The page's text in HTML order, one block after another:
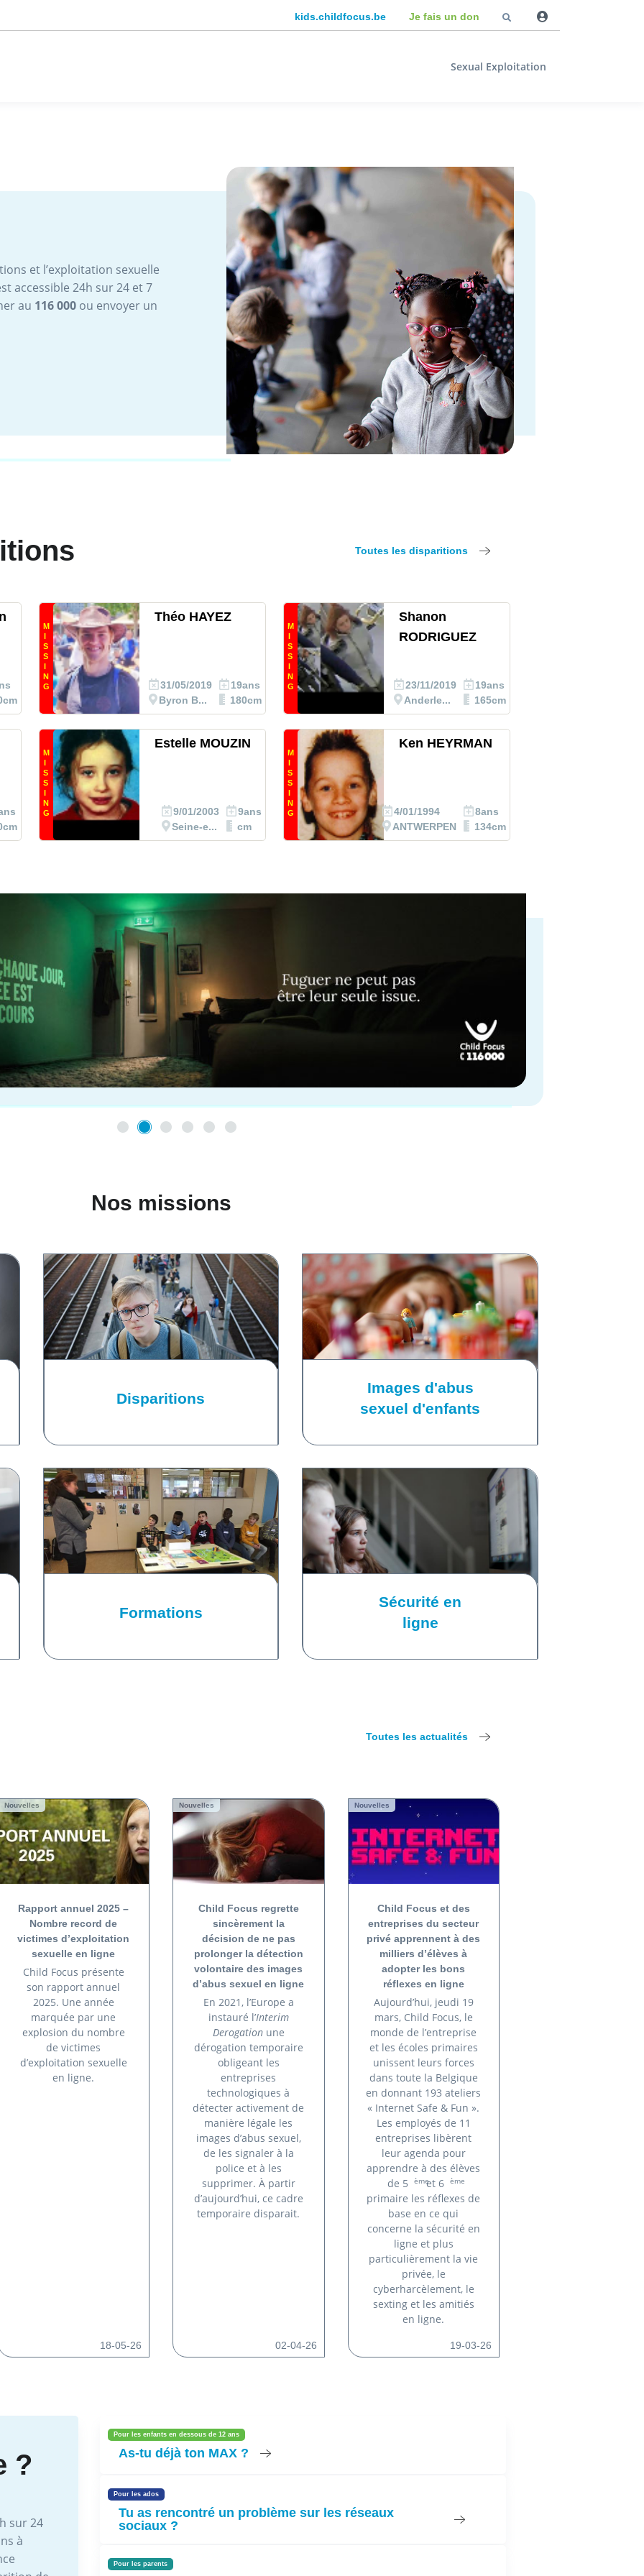
kids.childfocus.be Je fais un don
Sexual Exploitation
et l’exploitation sexuelle
accessible 24h sur 24 et 7
au 116 000 ou envoyer un
Toutes les disparitions
M
I
S
S
I
N
G
Théo HAYEZ
31/05/2019
Byron B...
19ans
180cm
M
I
S
S
I
N
G
Shanon
RODRIGUEZ
23/11/2019
Anderle...
19ans
165cm
M
I
S
S
I
N
G
Estelle MOUZIN
9/01/2003
Seine-e...
9ans
cm
M
I
S
S
I
N
G
Ken HEYRMAN
4/01/1994
ANTWERPEN
8ans
134cm
Nos missions
Disparitions
Images d'abus
sexuel d'enfants
Formations
Sécurité en
ligne
Toutes les actualités
Nouvelles
Rapport annuel 2025 –
Nombre record de
victimes d’exploitation
sexuelle en ligne
Child Focus présente
son rapport annuel
2025. Une année
marquée par une
explosion du nombre
de victimes
d’exploitation sexuelle
en ligne.
18-05-26
Nouvelles
Child Focus regrette
sincèrement la
décision de ne pas
prolonger la détection
volontaire des images
d’abus sexuel en ligne
En 2021, l’Europe a
instauré l’Interim
Derogationune
dérogation temporaire
obligeant les
entreprises
technologiques à
détecter activement de
manière légale les
images d’abus sexuel,
de les signaler à la
police et à les
supprimer. À partir
d’aujourd’hui, ce cadre
temporaire disparait.
02-04-26
Nouvelles
Child Focus et des
entreprises du secteur
privé apprennent à des
milliers d’élèves à
adopter les bons
réflexes en ligne
Aujourd’hui, jeudi 19
mars, Child Focus, le
monde de l’entreprise
et les écoles primaires
unissent leurs forces
dans toute la Belgique
en donnant 193 ateliers
« Internet Safe & Fun ».
Les employés de 11
entreprises libèrent
leur agenda pour
apprendre à des élèves
de 5
èmeet 6 ème
primaire les réflexes de
base en ce qui
concerne la sécurité en
ligne et plus
particulièrement la vie
privée, le
cyberharcèlement, le
sexting et les amitiés
en ligne.
19-03-26
?
sur 24
à
Pour les enfants en dessous de 12 ans
As-tu déjà ton MAX ?
Pour les ados
Tu as rencontré un problème sur les réseaux
sociaux ?
Pour les parents